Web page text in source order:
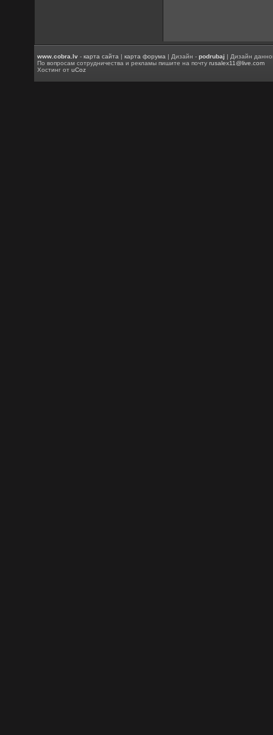
www.cobra.lv -карта сайта |карта форума | Дизайн -podrubaj | Дизайн
По вопросам сотрудничества и рекламы пишите на почтуrusalex11@live.com
Хостинг отuCoz